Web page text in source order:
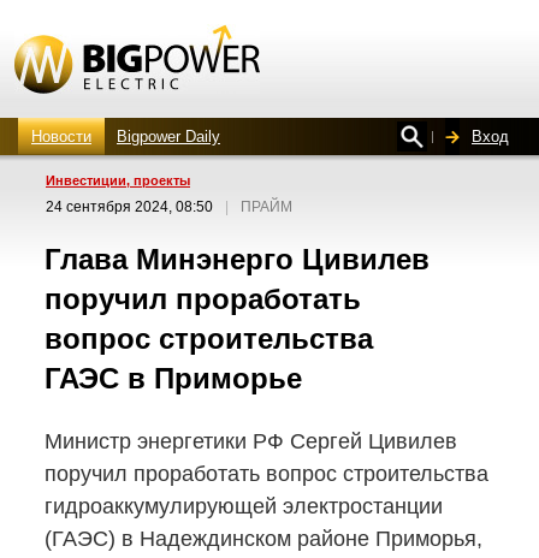
Новости Bigpower Daily Вход
Инвестиции, проекты
24 сентября 2024, 08:50 ПРАЙМ
Глава Минэнерго Цивилев
поручил проработать
вопрос строительства
ГАЭС в Приморье
Министр энергетики РФ Сергей Цивилев
поручил проработать вопрос строительства
гидроаккумулирующей электростанции
(ГАЭС) в Надеждинском районе Приморья,